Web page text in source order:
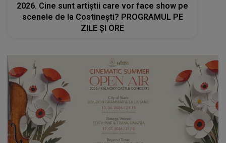
2026. Cine sunt artiștii care vor face show pe
scenele de la Costinești? PROGRAMUL PE
ZILE ȘI ORE